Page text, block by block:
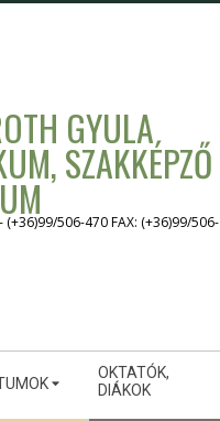
GYULA
SZAKKÉPZŐ
(+36)99/506-470 FAX: (+36)99/506-
OKTATÓK,
DIÁKOK